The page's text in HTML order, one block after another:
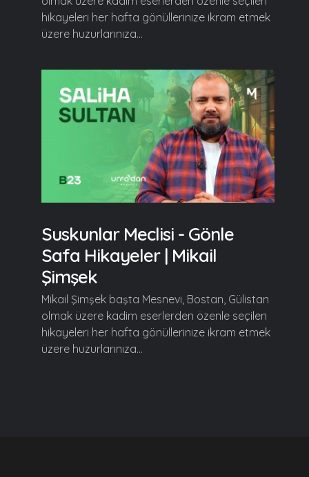
hikayeleri her hafta gönüllerinize ikram etmek
üzere huzurlarınıza...
Suskunlar Meclisi - Gönle
Safa Hikayeler | Mikail
Şimşek
Mikail Şimşek başta Mesnevi, Bostan, Gülistan
olmak üzere kadim eserlerden özenle seçilen
hikayeleri her hafta gönüllerinize ikram etmek
üzere huzurlarınıza...